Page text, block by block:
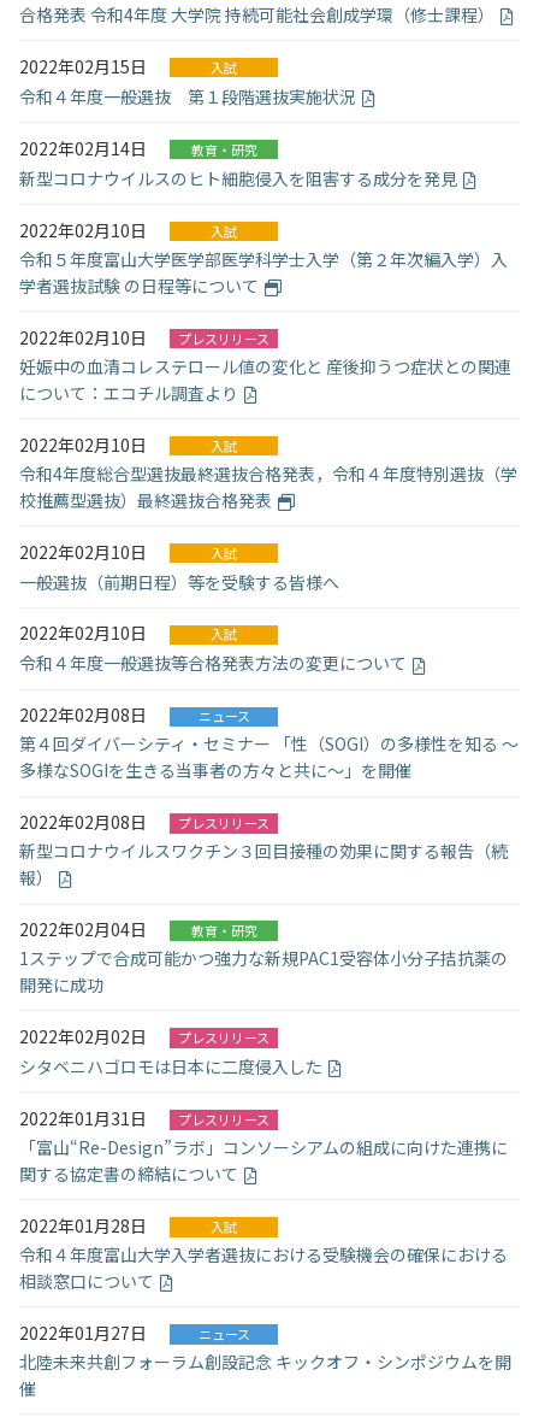
合格発表 令和4年度 大学院 持続可能社会創成学環（修士課程）
2022年02月15日 入試
令和４年度一般選抜 第１段階選抜実施状況
2022年02月14日 教育・研究
新型コロナウイルスのヒト細胞侵入を阻害する成分を発見
2022年02月10日 入試
令和５年度富山大学医学部医学科学士入学（第２年次編入学）入
学者選抜試験 の日程等について
2022年02月10日 プレスリリース
妊娠中の血清コレステロール値の変化と 産後抑うつ症状との関連
について：エコチル調査より
2022年02月10日 入試
令和4年度総合型選抜最終選抜合格発表，令和４年度特別選抜（学
校推薦型選抜）最終選抜合格発表
2022年02月10日 入試
一般選抜（前期日程）等を受験する皆様へ
2022年02月10日 入試
令和４年度一般選抜等合格発表方法の変更について
2022年02月08日 ニュース
第４回ダイバーシティ・セミナー 「性（SOGI）の多様性を知る ～
多様なSOGIを生きる当事者の方々と共に～」を開催
2022年02月08日 プレスリリース
新型コロナウイルスワクチン３回目接種の効果に関する報告（続
報）
2022年02月04日 教育・研究
1ステップで合成可能かつ強力な新規PAC1受容体小分子拮抗薬の
開発に成功
2022年02月02日 プレスリリース
シタベニハゴロモは日本に二度侵入した
2022年01月31日 プレスリリース
「富山“Re-Design”ラボ」コンソーシアムの組成に向けた連携に
関する協定書の締結について
2022年01月28日 入試
令和４年度富山大学入学者選抜における受験機会の確保における
相談窓口について
2022年01月27日 ニュース
北陸未来共創フォーラム創設記念 キックオフ・シンポジウムを開
催